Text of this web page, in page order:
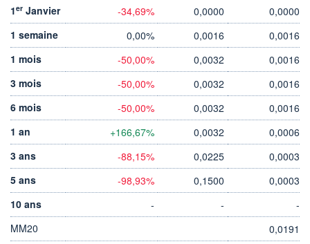
1er Janvier -34,69% 0,0000
0,0000
1 semaine
0,00% 0,0016
0,0016
1 mois
-50,00% 0,0032
0,0016
3 mois
-50,00% 0,0032
0,0016
6 mois
-50,00% 0,0032
0,0016
1 an
+166,67% 0,0032
0,0006
3 ans
-88,15% 0,0225
0,0003
5 ans
-98,93% 0,1500
0,0003
10 ans
- -
-
MM20
0,0191